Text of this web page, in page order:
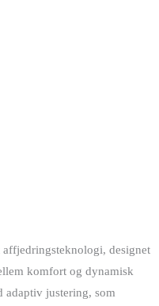
designet
komfort og dynamisk
adaptiv justering, som